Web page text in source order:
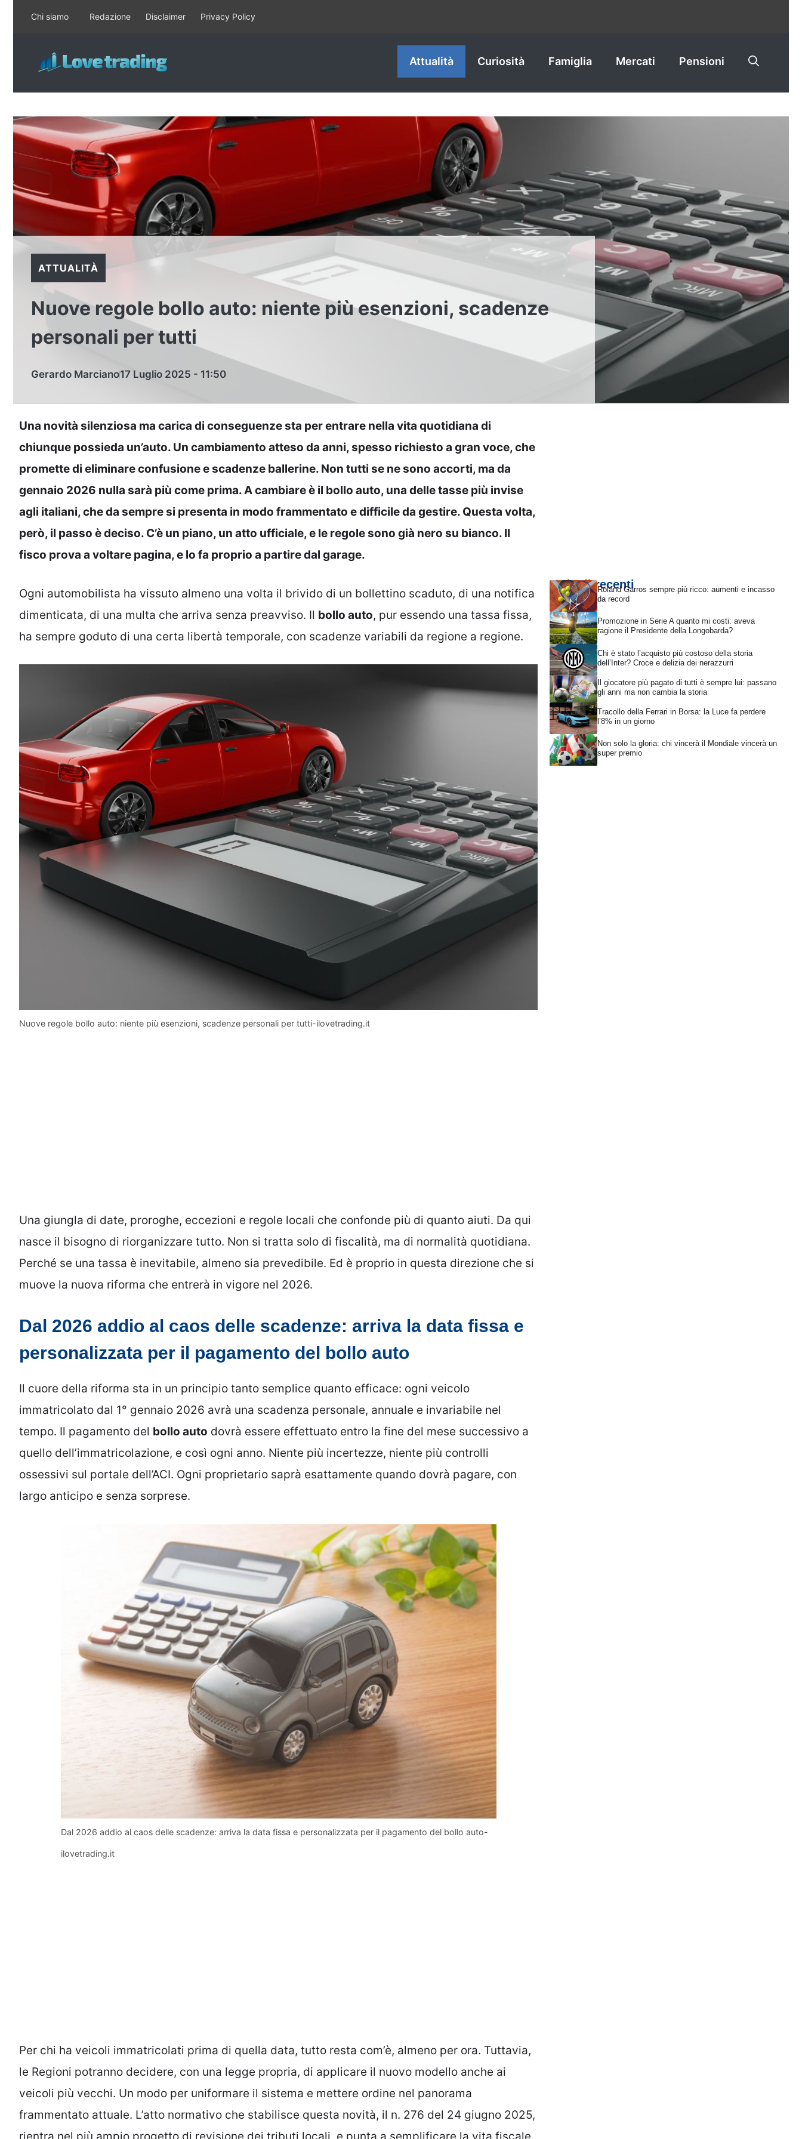
contenuto
Chi siamo Redazione Disclaimer Privacy Policy
Attualità Curiosità Famiglia Mercati Pensioni
ATTUALITÀ
Nuove regole bollo auto: niente più esenzioni, scadenze
personali per tutti
Gerardo Marciano17 Luglio 2025 - 11:50
Una novità silenziosa ma carica di conseguenze sta per entrare nella vita quotidiana di
chiunque possieda un’auto. Un cambiamento atteso da anni, spesso richiesto a gran voce, che
promette di eliminare confusione e scadenze ballerine. Non tutti se ne sono accorti, ma da
gennaio 2026 nulla sarà più come prima. A cambiare è il bollo auto, una delle tasse più invise
agli italiani, che da sempre si presenta in modo frammentato e difficile da gestire. Questa volta,
però, il passo è deciso. C’è un piano, un atto ufficiale, e le regole sono già nero su bianco. Il
fisco prova a voltare pagina, e lo fa proprio a partire dal garage.
Ogni automobilista ha vissuto almeno una volta il brivido di un bollettino scaduto, di una notifica
dimenticata, di una multa che arriva senza preavviso. Il bollo auto, pur essendo una tassa fissa,
ha sempre goduto di una certa libertà temporale, con scadenze variabili da regione a regione.
Nuove regole bollo auto: niente più esenzioni, scadenze personali per tutti-ilovetrading.it
Una giungla di date, proroghe, eccezioni e regole locali che confonde più di quanto aiuti. Da qui
nasce il bisogno di riorganizzare tutto. Non si tratta solo di fiscalità, ma di normalità quotidiana.
Perché se una tassa è inevitabile, almeno sia prevedibile. Ed è proprio in questa direzione che si
muove la nuova riforma che entrerà in vigore nel 2026.
Dal 2026 addio al caos delle scadenze: arriva la data fissa e
personalizzata per il pagamento del bollo auto
Il cuore della riforma sta in un principio tanto semplice quanto efficace: ogni veicolo
immatricolato dal 1° gennaio 2026 avrà una scadenza personale, annuale e invariabile nel
tempo. Il pagamento del bollo auto dovrà essere effettuato entro la fine del mese successivo a
quello dell’immatricolazione, e così ogni anno. Niente più incertezze, niente più controlli
ossessivi sul portale dell’ACI. Ogni proprietario saprà esattamente quando dovrà pagare, con
largo anticipo e senza sorprese.
Dal 2026 addio al caos delle scadenze: arriva la data fissa e personalizzata per il pagamento del bollo auto-
ilovetrading.it
Per chi ha veicoli immatricolati prima di quella data, tutto resta com’è, almeno per ora. Tuttavia,
le Regioni potranno decidere, con una legge propria, di applicare il nuovo modello anche ai
veicoli più vecchi. Un modo per uniformare il sistema e mettere ordine nel panorama
frammentato attuale. L’atto normativo che stabilisce questa novità, il n. 276 del 24 giugno 2025,
rientra nel più ampio progetto di revisione dei tributi locali, e punta a semplificare la vita fiscale
Articoli recentiRoland Garros sempre più ricco: aumenti e incasso
da record
Promozione in Serie A quanto mi costi: aveva
ragione il Presidente della Longobarda?
Chi è stato l’acquisto più costoso della storia
dell’Inter? Croce e delizia dei nerazzurri
Il giocatore più pagato di tutti è sempre lui: passano
gli anni ma non cambia la storia
Tracollo della Ferrari in Borsa: la Luce fa perdere
l’8% in un giorno
Non solo la gloria: chi vincerà il Mondiale vincerà un
super premio